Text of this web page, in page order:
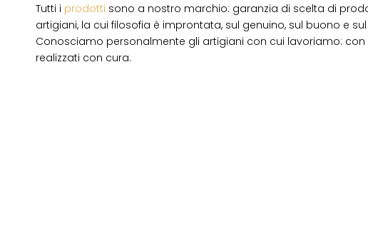
Tutti i prodotti sono a nostro marchio: garanzia di scelta di
artigiani, la cui filosofia è improntata, sul genuino, sul buono e
Conosciamo personalmente gli artigiani con cui lavoriamo:
realizzati con cura.